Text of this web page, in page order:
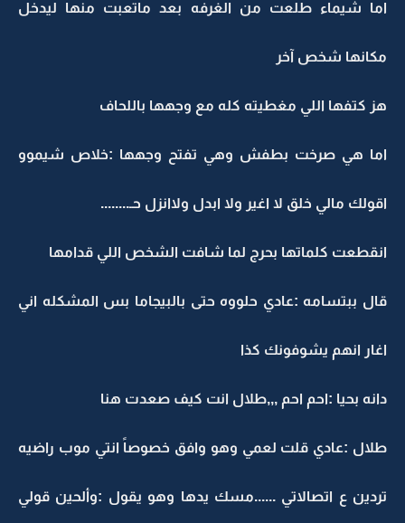
اما شيماء طلعت من الغرفه بعد ماتعبت منها ليدخل
مكانها شخص آخر
هز كتفها اللي مغطيته كله مع وجهها باللحاف
اما هي صرخت بطفش وهي تفتح وجهها :خلاص شيموو
اقولك مالي خلق لا اغير ولا ابدل ولاانزل حـ........
انقطعت كلماتها بحرج لما شافت الشخص اللي قدامها
قال ببتسامه :عادي حلووه حتى بالبيجاما بس المشكله اني
اغار انهم يشوفونك كذا
دانه بحيا :احم احم ,,,طلال انت كيف صعدت هنا
طلال :عادي قلت لعمي وهو وافق خصوصاً انتي موب راضيه
تردين ع اتصالاتي ......مسك يدها وهو يقول :وألحين قولي